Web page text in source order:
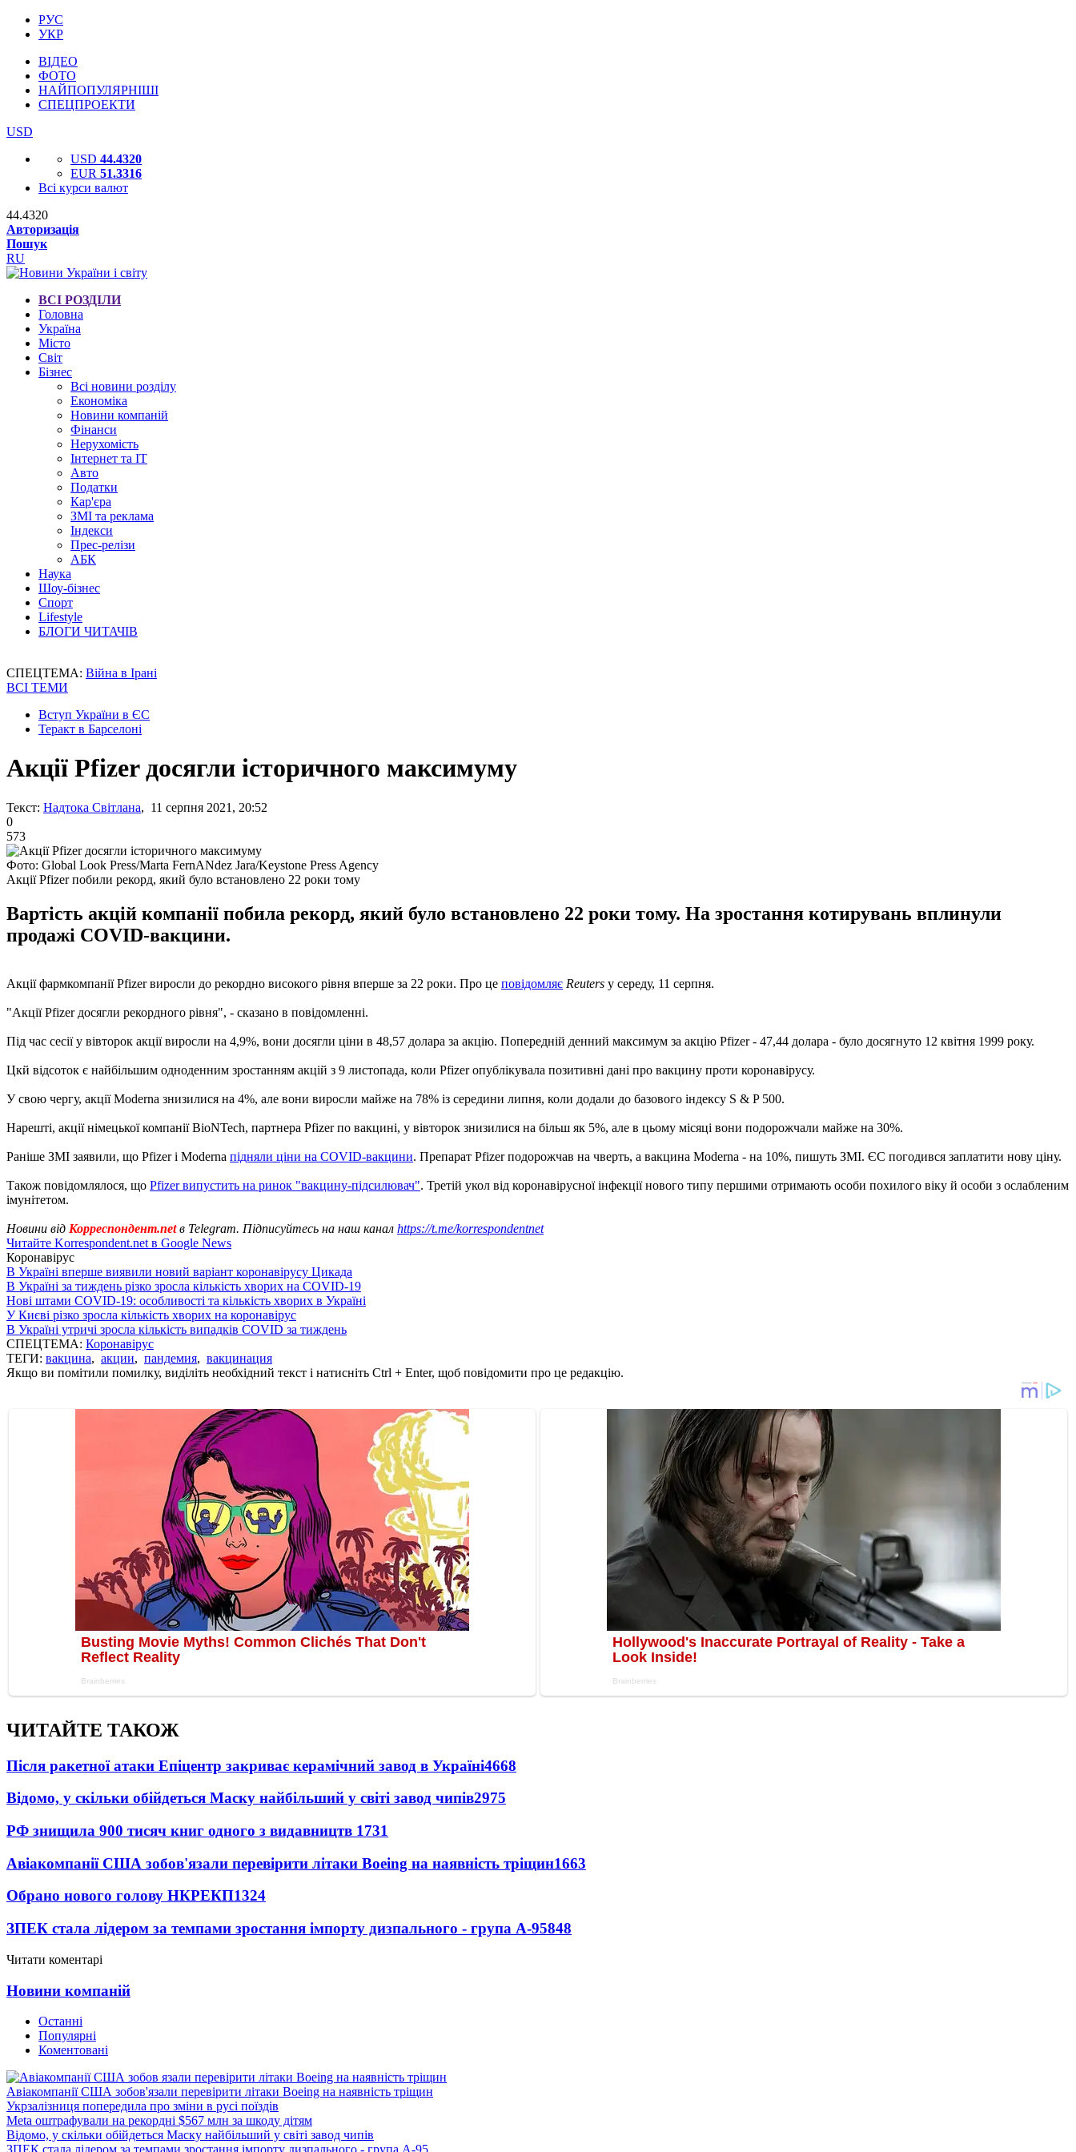
РУС
УКР
ВІДЕО
ФОТО
НАЙПОПУЛЯРНІШІ
СПЕЦПРОЕКТИ
USD
USD 44.4320
EUR 51.3316
Всі курси валют
44.4320
Авторизація
Пошук
RU
ВСІ РОЗДІЛИ
Головна
Україна
Місто
Світ
Бізнес
Всі новини розділу
Економіка
Новини компаній
Фінанси
Нерухомість
Інтернет та IT
Авто
Податки
Кар'єра
ЗМІ та реклама
Індекси
Прес-релізи
АБК
Наука
Шоу-бізнес
Спорт
Lifestyle
БЛОГИ ЧИТАЧІВ
СПЕЦТЕМА: Війна в Ірані
ВСІ ТЕМИ
Вступ України в ЄС
Теракт в Барселоні
Акції Pfizer досягли історичного максимуму
Текст: Надтока Світлана, 11 серпня 2021, 20:52
0
573
Фото: Global Look Press/Marta FernANdez Jara/Keystone Press Agency
Акції Pfizer побили рекорд, який було встановлено 22 роки тому
Вартість акцій компанії побила рекорд, який було встановлено 22 роки тому. На зростання котирувань вплинули
продажі COVID-вакцини.
Акції фармкомпанії Pfizer виросли до рекордно високого рівня вперше за 22 роки. Про це повідомляє Reuters у середу, 11 серпня.
"Акції Pfizer досягли рекордного рівня", - сказано в повідомленні.
Під час сесії у вівторок акції виросли на 4,9%, вони досягли ціни в 48,57 долара за акцію. Попередній денний максимум за акцію Pfizer - 47,44 долара - було досягнуто 12 квітня 1999 року.
Цкй відсоток є найбільшим одноденним зростанням акцій з 9 листопада, коли Pfizer опублікувала позитивні дані про вакцину проти коронавірусу.
У свою чергу, акції Moderna знизилися на 4%, але вони виросли майже на 78% із середини липня, коли додали до базового індексу S & P 500.
Нарешті, акції німецької компанії BioNTech, партнера Pfizer по вакцині, у вівторок знизилися на більш як 5%, але в цьому місяці вони подорожчали майже на 30%.
Раніше ЗМІ заявили, що Pfizer і Moderna підняли ціни на COVID-вакцини. Препарат Pfizer подорожчав на чверть, а вакцина Moderna - на 10%, пишуть ЗМІ. ЄС погодився заплатити нову ціну.
Також повідомлялося, що Pfizer випустить на ринок "вакцину-підсилювач". Третій укол від коронавірусної інфекції нового типу першими отримають особи похилого віку й особи з ослабленим
імунітетом.
Новини від Корреспондент.netв Telegram. Підписуйтесь на наш канал https://t.me/korrespondentnet
Читайте Korrespondent.net в Google News
Коронавірус
В Україні вперше виявили новий варіант коронавірусу Цикада
В Україні за тиждень різко зросла кількість хворих на COVID-19
Нові штами COVID-19: особливості та кількість хворих в Україні
У Києві різко зросла кількість хворих на коронавірус
В Україні утричі зросла кількість випадків COVID за тиждень
СПЕЦТЕМА: Коронавірус
ТЕГИ: вакцина, акции, пандемия, вакцинация
Якщо ви помітили помилку, виділіть необхідний текст і натисніть Ctrl + Enter, щоб повідомити про це редакцію.
ЧИТАЙТЕ ТАКОЖ
Після ракетної атаки Епіцентр закриває керамічний завод в Україні4668
Відомо, у скільки обійдеться Маску найбільший у світі завод чипів2975
РФ знищила 900 тисяч книг одного з видавництв 1731
Авіакомпанії США зобов'язали перевірити літаки Boeing на наявність тріщин1663
Обрано нового голову НКРЕКП1324
ЗПЕК стала лідером за темпами зростання імпорту дизпального - група А-95848
Читати коментарі
Новини компаній
Останні
Популярні
Коментовані
Авіакомпанії США зобов'язали перевірити літаки Boeing на наявність тріщин
Укрзалізниця попередила про зміни в русі поїздів
Meta оштрафували на рекордні $567 млн за шкоду дітям
Відомо, у скільки обійдеться Маску найбільший у світі завод чипів